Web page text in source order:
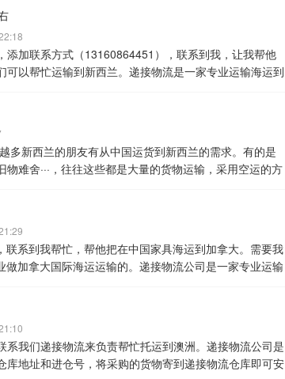
来电咨询，只为更好的服务身边的您！欢迎来电咨询更
费+保险）*5%
三， 海运时间
四，海运所需要的资料私人货物和运输商业货物多需要
人电话和电子邮箱 收货人护照照片页相片。 公司商业货
和电子邮箱提供这些资料，其他的由我司操作，一直送
在国内居住至少6个月的记录， 时间过久，免税申请可
免税物品进口的要求，根据海关规定，一年以内的物品
护照，移民签证或绿卡和货物装箱清单，到时我们加拿
内搬家运过来加拿大就可以了，等海关检验货物外包装
免税
票货物购买海运一切险，确保货物安全到达收货人手中，
库，我们有专人仓管代签收，查验，按唛头集中存放，
货物动态。 4，免费加固货物包装，货物到我司仓库，
享一下经验
可以在机场远一点地方停车再打车过去。 2，我们都是
拆，先看看外包装 有没有损坏，如果有损坏拍照下
2、签订托运合同；
后安排装柜开船；
单完成。 三、我司根据客户货物提供不同的运输方案，
间的家具+一套沙发+一套电视柜茶几+一套餐桌+少量电
流程是一样的，整柜大柜的体积有56立方米和68立方
价格就越低，如果货物体积低于45立方米则建议走拼
克兰海运按照首立方米，续立方米计算费用 奥克兰散货
上有优惠。 计算方法比如货物5立方米运费=2800+（5-
择）
费：此费用为海关抽查才会产生的费用，一般查验几率低
建议购买海运保险，货物破损丢失保险公司均可受理。
物需要当月确认价格） 五、注意事项 1、含木质商品必
霉，虫眼。做熏蒸处理不会对货物造成任何影响。
2、
签证，绿卡，且入境五年内首次运输旧货物（货物使用
或者其他贵重、易碎、怕压货物,请做好运输包装（打木
5、海关查验：发达国家对于进口货物抽查，查询实际
报货物信息，货物价值，拒绝瞒报漏报。发件人如实申
货物运输过去美国，我们是专业的。
1.你联系到我，找我咨询运输货物到美国的运输费用，你
2.你接受运价后，我会把我们仓库的地址和进仓号发给
会让你填写一份货物的清单给我们，填写完，我们会给
5.92米X2.34米X2.34米,配货毛重一般为17.5吨,体积为
毛重一般为22吨,体积为56-58立方米.40尺高柜：内容
立方米中国海运订柜整柜拼箱到新加坡、马来西亚、澳大
、衣柜、LED灯等。
all
加联系方式（13160864451），联系到我，让我帮他
以帮忙运输到新西兰。递接物流是一家专业运输海运到
我们仓库即可，在由我们仓库转运过去新西兰。
西兰的运输费用，你这边提供货物的尺寸、重量、货物
址和进仓号发给你，你将货物寄到我们仓库来。
完，我们会给你下单安排运输。货物到达新西兰，我们
到新西兰奥克兰海运时效：35天左右中国广州深圳海运
排整柜运输到新西兰。
立方米.
米X2.34米X2.70米.配货毛重一般为22吨,体积为68
、加拿大、新西兰、美国、泰国、缅甸、越南、老挝、
（13160864451）
多新西兰的朋友有从中国运货到新西兰的需求。有的是
难舍···，往往这些都是大量的货物运输，采用空运的方
以运的，注意的制冷家电要求制冷剂型号要R600a
不可承运的货物
动车，汽车等，自行车是可以运的3，易燃易爆的，涉
货量选择运输方式：货物20立方或者重量10吨以上，建
一般为22吨,体积为54立方米.
散货拼箱新旧货物托运方式
只需提供货物装箱单+新西兰passport+驾*驶*证即可，
在家等收货。(2）旧货物：中国到新西兰移民搬家只
系到我帮忙，帮他把在中国家具海运到加拿大。需要我
加拿大国际海运运输的。递接物流公司是一家专业运输
给我，我会给你报价。
达我们仓库后，我们会让你填写一份货物的清单给我
付给我们即可，货物到达加拿大，我们会有同事联系你
定：开船后海运28天到达加拿大。装柜：每周装柜发
我们递接物流来负责帮忙托运到澳洲。递接物流公司是
地址和进仓号，将采购的货物寄到递接物流仓库即可安